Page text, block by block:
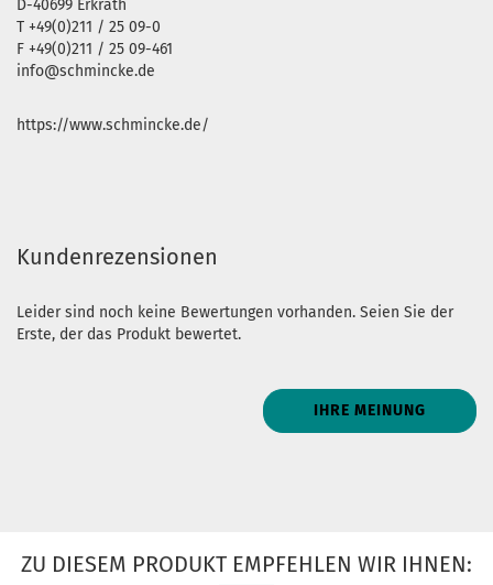
D-40699 Erkrath
T +49(0)211 / 25 09-0
F +49(0)211 / 25 09-461
info@schmincke.de
https://www.schmincke.de/
Kundenrezensionen
Leider sind noch keine Bewertungen vorhanden. Seien Sie der
Erste, der das Produkt bewertet.
IHRE MEINUNG
ZU DIESEM PRODUKT EMPFEHLEN WIR IHNEN: